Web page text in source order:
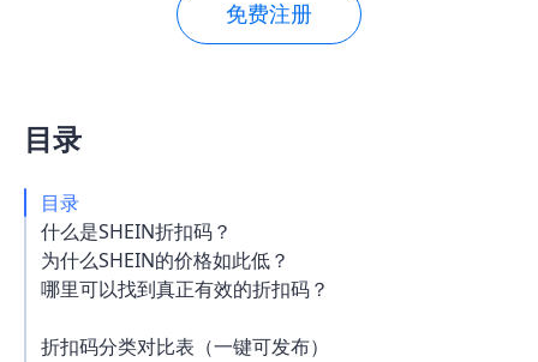
免费注册
目录
目录
什么是SHEIN折扣码？
为什么SHEIN的价格如此低？
哪里可以找到真正有效的折扣码？
折扣码分类对比表（一键可发布）